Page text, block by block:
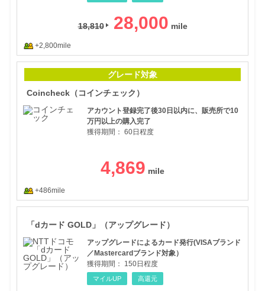
18,810 28,000
+2,800mile
グレード対象
Coincheck（コインチェック）
アカウント登録完了後30日以内に、販売所で10
万円以上の購入完了
獲得期間： 60日程度
4,869
+486mile
「dカード GOLD」（アップグレード）
アップグレードによるカード発行(VISAブランド
／Mastercardブランド対象）
獲得期間：
150日程度
マイルUP 高還元